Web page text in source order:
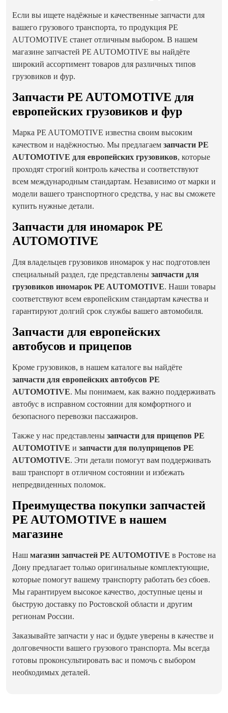
Если вы ищете надёжные и качественные запчасти для
вашего грузового транспорта, то продукция PE
AUTOMOTIVE станет отличным выбором. В нашем
магазине запчастей PE AUTOMOTIVE вы найдёте
широкий ассортимент товаров для различных типов
грузовиков и фур.
Запчасти PE AUTOMOTIVE для
европейских грузовиков и фур
Марка PE AUTOMOTIVE известна своим высоким
качеством и надёжностью. Мы предлагаем запчасти PE
AUTOMOTIVE для европейских грузовиков, которые
проходят строгий контроль качества и соответствуют
всем международным стандартам. Независимо от марки и
модели вашего транспортного средства, у нас вы сможете
купить нужные детали.
Запчасти для иномарок PE
AUTOMOTIVE
Для владельцев грузовиков иномарок у нас подготовлен
специальный раздел, где представлены запчасти для
грузовиков иномарок PE AUTOMOTIVE. Наши товары
соответствуют всем европейским стандартам качества и
гарантируют долгий срок службы вашего автомобиля.
Запчасти для европейских
автобусов и прицепов
Кроме грузовиков, в нашем каталоге вы найдёте
запчасти для европейских автобусов PE
AUTOMOTIVE. Мы понимаем, как важно поддерживать
автобус в исправном состоянии для комфортного и
безопасного перевозки пассажиров.
Также у нас представлены запчасти для прицепов PE
AUTOMOTIVE и запчасти для полуприцепов PE
AUTOMOTIVE. Эти детали помогут вам поддерживать
ваш транспорт в отличном состоянии и избежать
непредвиденных поломок.
Преимущества покупки запчастей
PE AUTOMOTIVE в нашем
магазине
Наш магазин запчастей PE AUTOMOTIVE в Ростове на
Дону предлагает только оригинальные комплектующие,
которые помогут вашему транспорту работать без сбоев.
Мы гарантируем высокое качество, доступные цены и
быструю доставку по Ростовской области и другим
регионам России.
Заказывайте запчасти у нас и будьте уверены в качестве и
долговечности вашего грузового транспорта. Мы всегда
готовы проконсультировать вас и помочь с выбором
необходимых деталей.